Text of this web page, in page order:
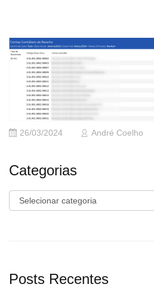
26/03/2024 André Coelho
Categorias
Categorias
Posts Recentes